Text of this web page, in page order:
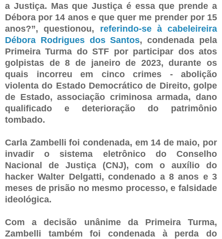
a Justiça. Mas que Justiça é essa que prende a
Débora por 14 anos e que quer me prender por 15
anos?”, questionou, referindo-se à cabeleireira
Débora Rodrigues dos Santos, condenada pela
Primeira Turma do STF por participar dos atos
golpistas de 8 de janeiro de 2023, durante os
quais incorreu em cinco crimes - abolição
violenta do Estado Democrático de Direito, golpe
de Estado, associação criminosa armada, dano
qualificado e deterioração do patrimônio
tombado.
Carla Zambelli foi condenada, em 14 de maio, por
invadir o sistema eletrônico do Conselho
Nacional de Justiça (CNJ), com o auxílio do
hacker Walter Delgatti, condenado a 8 anos e 3
meses de prisão no mesmo processo, e falsidade
ideológica.
Com a decisão unânime da Primeira Turma,
Zambelli também foi condenada à perda do